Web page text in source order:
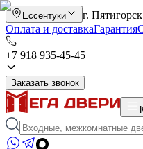
Ессентуки
г.
Оплата и доставкаГарантия
+7 918 935-45-45
Заказать звонок